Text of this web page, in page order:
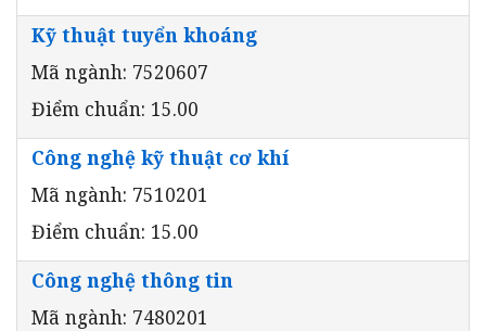
Kỹ thuật tuyển khoáng
Mã ngành: 7520607
Điểm chuẩn: 15.00
Công nghệ kỹ thuật cơ khí
Mã ngành: 7510201
Điểm chuẩn: 15.00
Công nghệ thông tin
Mã ngành: 7480201